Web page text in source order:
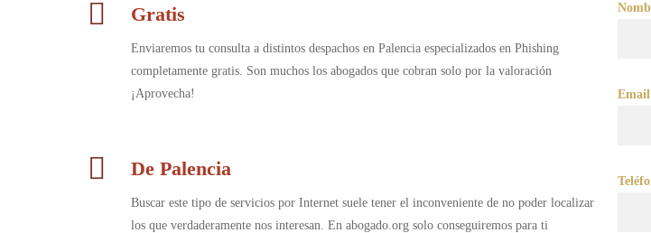
Gratis
Enviaremos tu consulta a distintos despachos en Palencia especializados en Phishing
completamente gratis. Son muchos los abogados que cobran solo por la valoración
¡Aprovecha!
De Palencia
Buscar este tipo de servicios por Internet suele tener el inconveniente de no poder localizar
los que verdaderamente nos interesan. En abogado.org solo conseguiremos para ti